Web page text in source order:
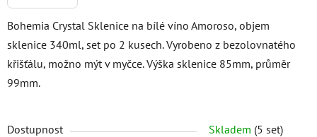
Bohemia Crystal Sklenice na bílé víno Amoroso, objem
sklenice 340ml, set po 2 kusech. Vyrobeno z bezolovnatého
křišťálu, možno mýt v myčce. Výška sklenice 85mm, průměr
99mm.
Dostupnost Skladem (5 set)